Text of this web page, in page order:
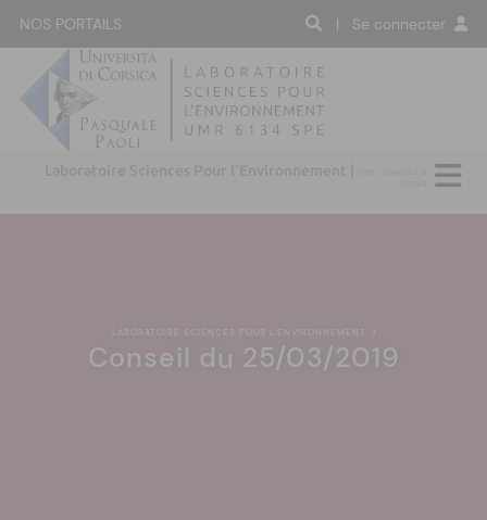
NOS PORTAILS : | Se connecter
Laboratoire Sciences Pour l'Environnement |
LABORATOIRE SCIENCES POUR L'ENVIRONNEMENT
Conseil du 25/03/2019